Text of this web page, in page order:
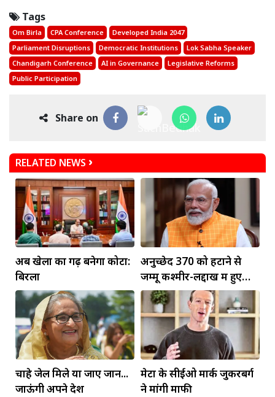
Tags
Om Birla CPA Conference
Developed India 2047
Parliament Disruptions
Democratic Institutions
Lok Sabha Speaker
Chandigarh Conference
AI in Governance
Legislative Reforms
Public Participation
Share on
RELATED NEWS
अब खेलों का गढ़ बनेगा कोटा:
बिरला
अनुच्छेद 370 को हटाने से
जम्मू कश्मीर-लद्दाख में हुए
व्यापक बदलाव: PM मोदी
चाहे जेल मिले या जाए जान...
जाऊंगी अपने देश
मेटा के सीईओ मार्क जुकरबर्ग
ने मांगी माफी